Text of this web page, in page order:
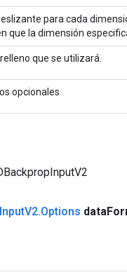
para cada
que la dimensión
que se utilizará.
opcionales
InputV2.Options data